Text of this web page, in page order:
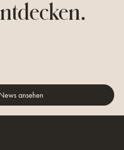
ansehen